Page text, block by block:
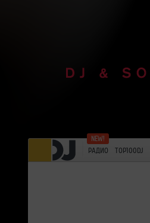
РАДИО TOP100DJ